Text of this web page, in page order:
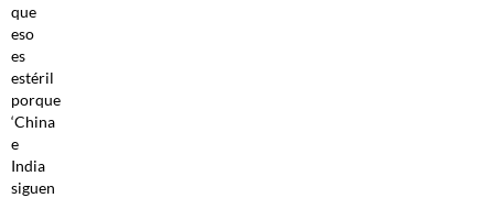
que
eso
es
estéril
porque
‘China
e
India
siguen